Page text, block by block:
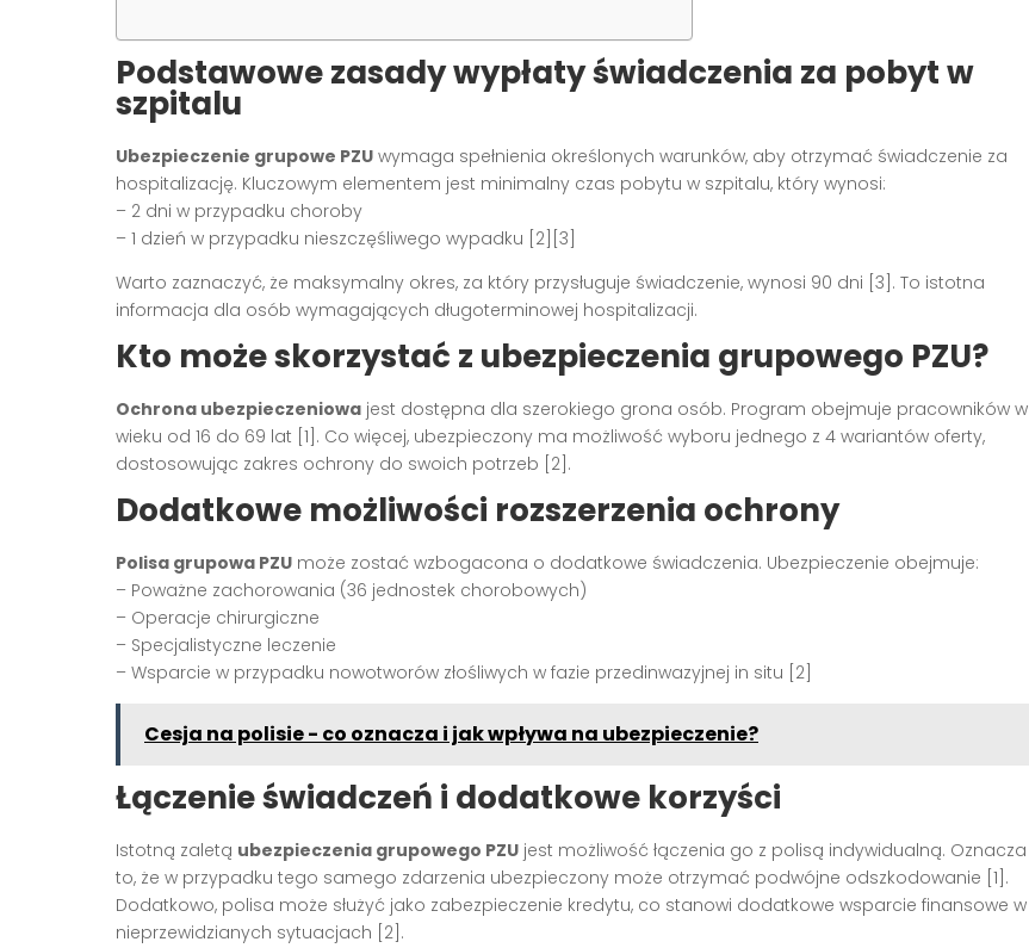
Podstawowe zasady wypłaty świadczenia za pobyt w
szpitalu
Ubezpieczenie grupowe PZU wymaga spełnienia określonych warunków, aby otrzymać świadczenie za
hospitalizację. Kluczowym elementem jest minimalny czas pobytu w szpitalu, który wynosi:
– 2 dni w przypadku choroby
– 1 dzień w przypadku nieszczęśliwego wypadku [2][3]
Warto zaznaczyć, że maksymalny okres, za który przysługuje świadczenie, wynosi 90 dni [3]. To istotna
informacja dla osób wymagających długoterminowej hospitalizacji.
Kto może skorzystać z ubezpieczenia grupowego PZU?
Ochrona ubezpieczeniowa jest dostępna dla szerokiego grona osób. Program obejmuje pracowników w
wieku od 16 do 69 lat [1]. Co więcej, ubezpieczony ma możliwość wyboru jednego z 4 wariantów oferty,
dostosowując zakres ochrony do swoich potrzeb [2].
Dodatkowe możliwości rozszerzenia ochrony
Polisa grupowa PZU może zostać wzbogacona o dodatkowe świadczenia. Ubezpieczenie obejmuje:
– Poważne zachorowania (36 jednostek chorobowych)
– Operacje chirurgiczne
– Specjalistyczne leczenie
– Wsparcie w przypadku nowotworów złośliwych w fazie przedinwazyjnej in situ [2]
Cesja na polisie - co oznacza i jak wpływa na ubezpieczenie?
Łączenie świadczeń i dodatkowe korzyści
Istotną zaletą ubezpieczenia grupowego PZU jest możliwość łączenia go z polisą indywidualną. Oznacza
to, że w przypadku tego samego zdarzenia ubezpieczony może otrzymać podwójne odszkodowanie [1].
Dodatkowo, polisa może służyć jako zabezpieczenie kredytu, co stanowi dodatkowe wsparcie finansowe w
nieprzewidzianych sytuacjach [2].